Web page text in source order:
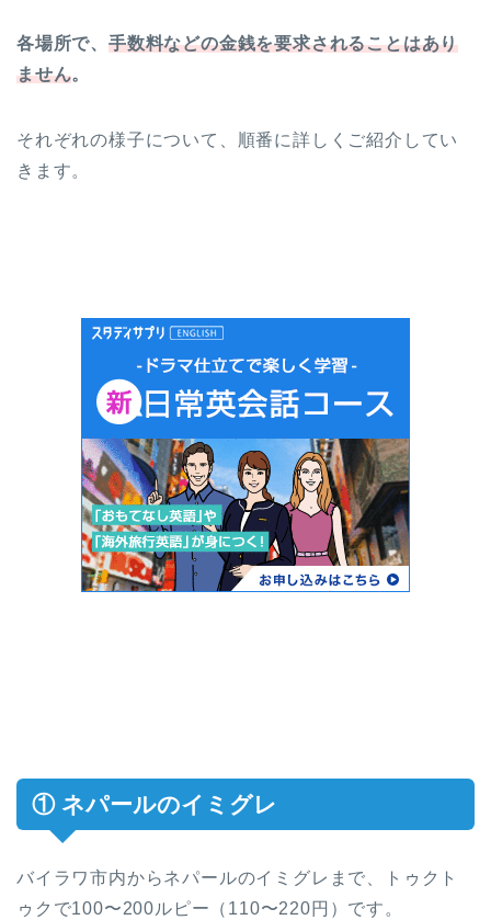
各場所で、 手数料などの金銭を要求されることはあり
ません。
それぞれの様子について、順番に詳しくご紹介してい
きます。
① ネパールのイミグレ
バイラワ市内からネパールのイミグレまで、トゥクト
ゥクで100〜200ルピー（110〜220円）です。